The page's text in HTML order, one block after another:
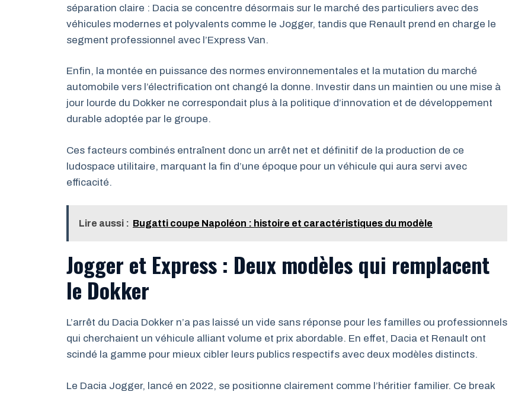
séparation claire : Dacia se concentre désormais sur le marché des particuliers avec des
véhicules modernes et polyvalents comme le Jogger, tandis que Renault prend en charge le
segment professionnel avec l’Express Van.
Enfin, la montée en puissance des normes environnementales et la mutation du marché
automobile vers l’électrification ont changé la donne. Investir dans un maintien ou une mise à
jour lourde du Dokker ne correspondait plus à la politique d’innovation et de développement
durable adoptée par le groupe.
Ces facteurs combinés entraînent donc un arrêt net et définitif de la production de ce
ludospace utilitaire, marquant la fin d’une époque pour un véhicule qui aura servi avec
efficacité.
Lire aussi : Bugatti coupe Napoléon : histoire et caractéristiques du modèle
Jogger et Express : Deux modèles qui remplacent
le Dokker
L’arrêt du Dacia Dokker n’a pas laissé un vide sans réponse pour les familles ou professionnels
qui cherchaient un véhicule alliant volume et prix abordable. En effet, Dacia et Renault ont
scindé la gamme pour mieux cibler leurs publics respectifs avec deux modèles distincts.
Le Dacia Jogger, lancé en 2022, se positionne clairement comme l’héritier familier. Ce break